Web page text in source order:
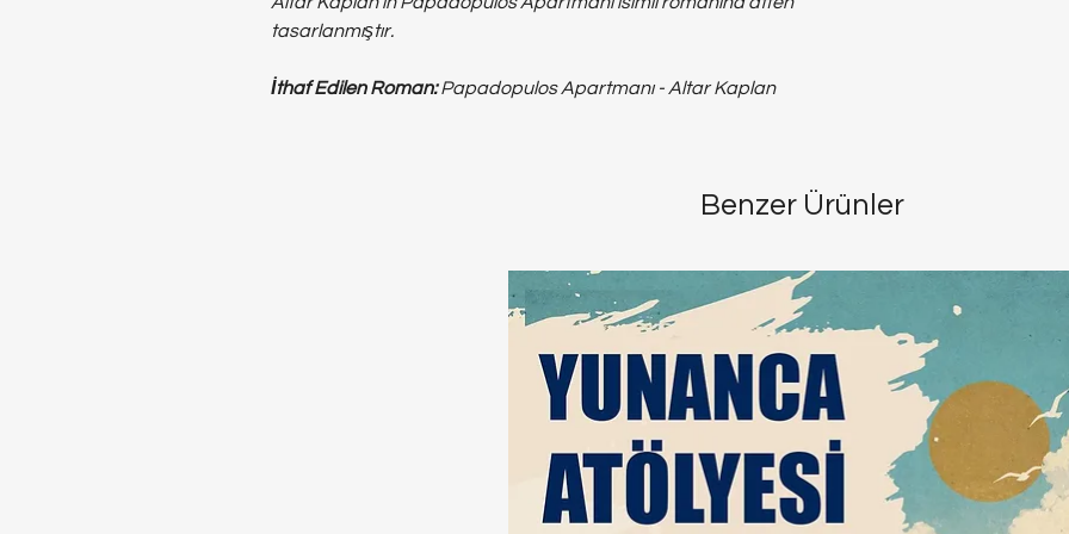
tasarlanmıştır.
İthaf Edilen Roman:Papadopulos Apartmanı - Altar Kaplan
Benzer Ürünler